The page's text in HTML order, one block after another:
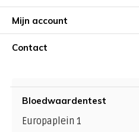
Mijn account
Contact
Bloedwaardentest
Europaplein 1